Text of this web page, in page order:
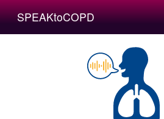
SPEAKtoCOPD